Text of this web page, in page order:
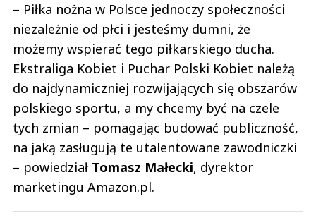
– Piłka nożna w Polsce jednoczy społeczności
niezależnie od płci i jesteśmy dumni, że
możemy wspierać tego piłkarskiego ducha.
Ekstraliga Kobiet i Puchar Polski Kobiet należą
do najdynamiczniej rozwijających się obszarów
polskiego sportu, a my chcemy być na czele
tych zmian – pomagając budować publiczność,
na jaką zasługują te utalentowane zawodniczki
– powiedział Tomasz Małecki, dyrektor
marketingu Amazon.pl.